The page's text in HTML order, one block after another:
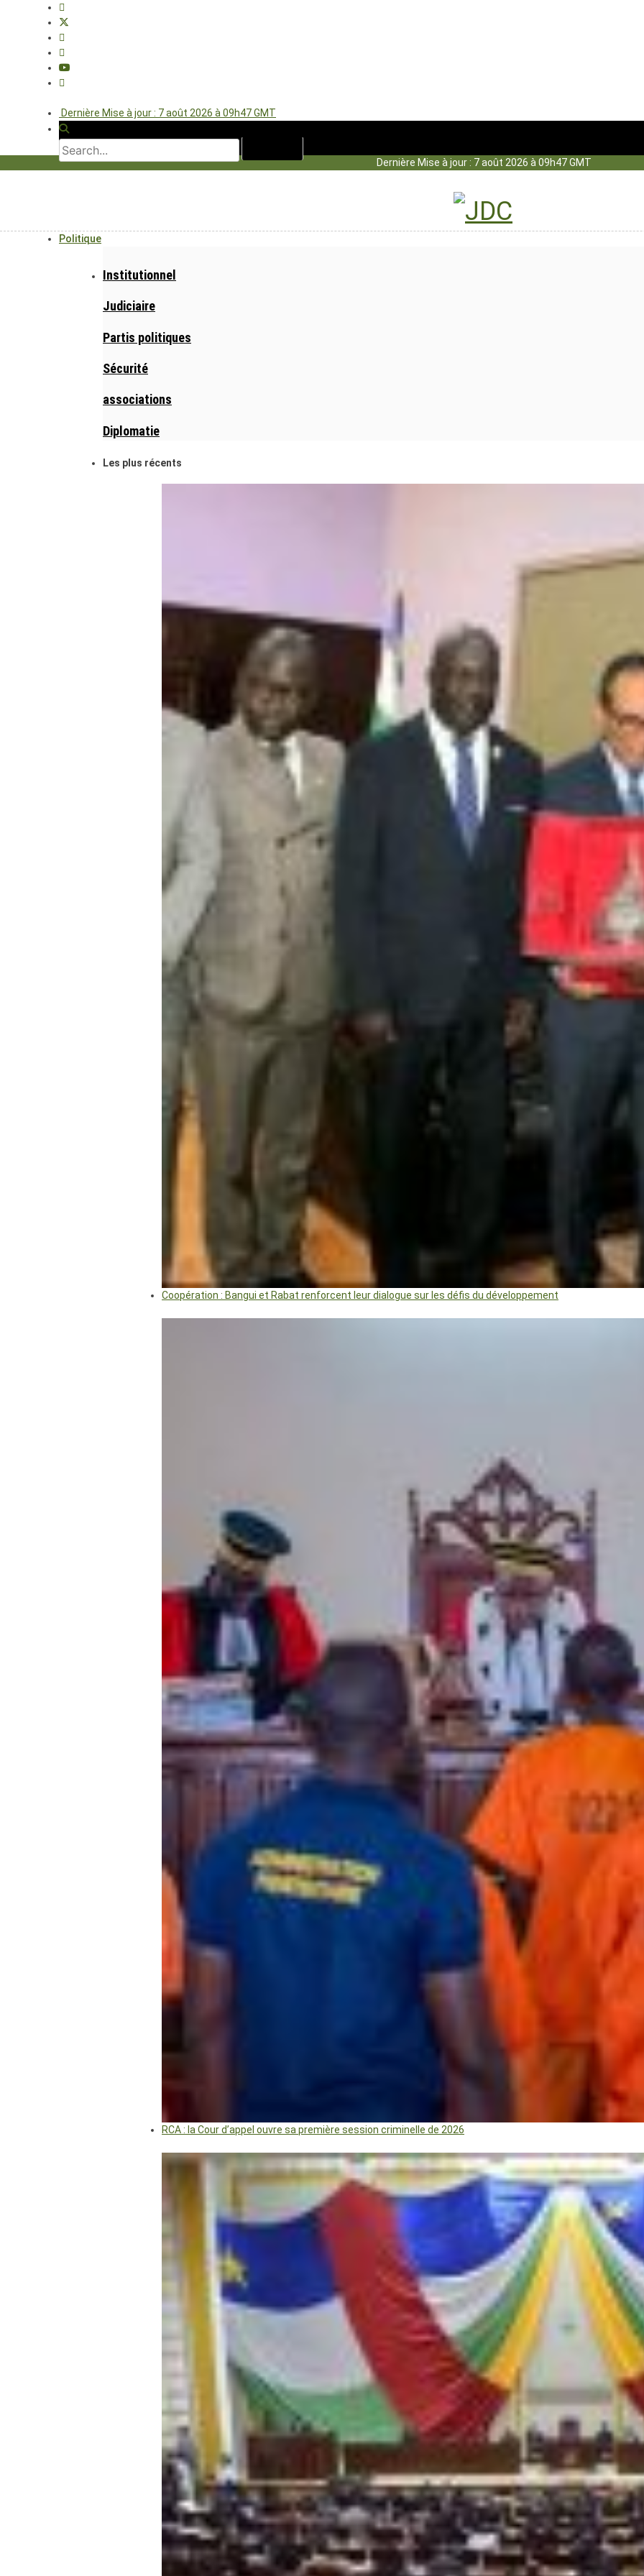
Dernière Mise à jour : 7 août 2026 à 09h47 GMT
Dernière Mise à jour : 7 août 2026 à 09h47 GMT
Politique
Institutionnel
Judiciaire
Partis politiques
Sécurité
associations
Diplomatie
Les plus récents
Coopération : Bangui et Rabat renforcent leur dialogue sur les défis du développement
RCA : la Cour d’appel ouvre sa première session criminelle de 2026